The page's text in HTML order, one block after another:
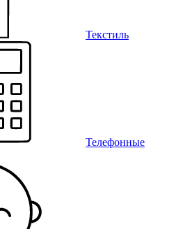
Текстиль
Телефонные